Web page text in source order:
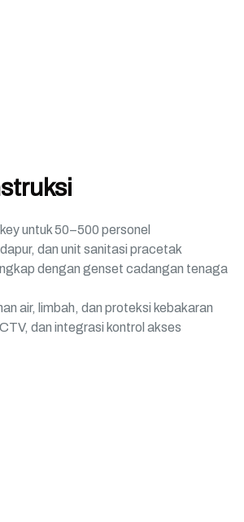
untuk 50–500 personel
dan unit sanitasi pracetak
dengan genset cadangan tenaga
air, limbah, dan proteksi kebakaran
dan integrasi kontrol akses